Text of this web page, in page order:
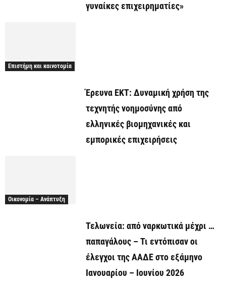
γυναίκες επιχειρηματίες»
Επιστήμη και καινοτομία
Έρευνα ΕΚΤ: Δυναμική χρήση της
τεχνητής νοημοσύνης από
ελληνικές βιομηχανικές και
εμπορικές επιχειρήσεις
Οικονομία – Ανάπτυξη
Τελωνεία: από ναρκωτικά μέχρι …
παπαγάλους – Τι εντόπισαν οι
έλεγχοι της ΑΑΔΕ στο εξάμηνο
Ιανουαρίου – Ιουνίου 2026